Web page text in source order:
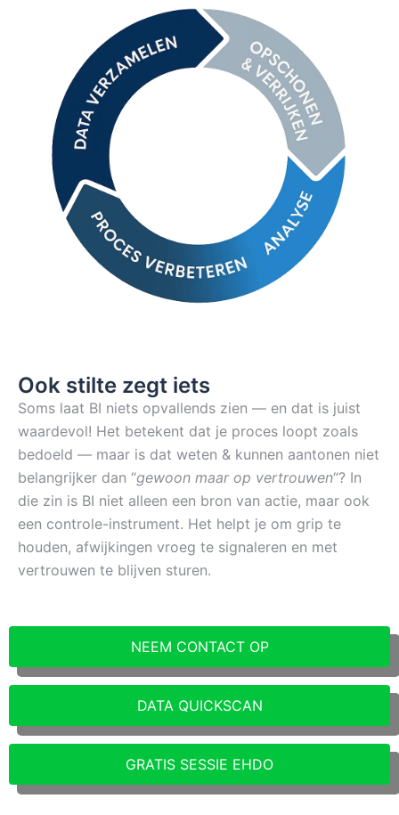
Ook stilte zegt iets
Soms laat BI niets opvallends zien — en dat is juist
waardevol! Het betekent dat je proces loopt zoals
bedoeld — maar is dat weten & kunnen aantonen niet
belangrijker dan “gewoon maar op vertrouwen“? In
die zin is BI niet alleen een bron van actie, maar ook
een controle-instrument. Het helpt je om grip te
houden, afwijkingen vroeg te signaleren en met
vertrouwen te blijven sturen.
NEEM CONTACT OP
DATA QUICKSCAN
GRATIS SESSIE EHDO